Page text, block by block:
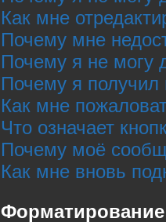
Как мне
Почему мне
Почему я не могу
Почему я получил
Как мне
Что означает
Почему моё
Как мне вновь